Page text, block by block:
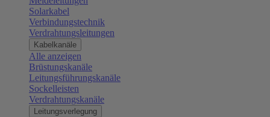
Solarkabel
Verbindungstechnik
Verdrahtungsleitungen
Kabelkanäle
Alle anzeigen
Brüstungskanäle
Leitungsführungskanäle
Sockelleisten
Verdrahtungskanäle
Leitungsverlegung